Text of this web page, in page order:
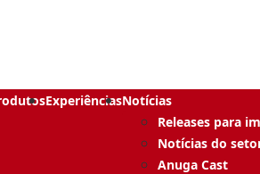
ExperiênciasNotícias
Releases para
Notícias do
Anuga Cast